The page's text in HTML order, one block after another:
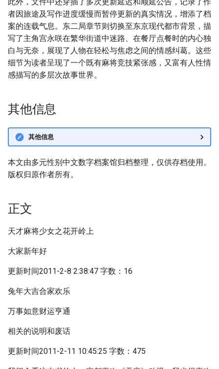
者因旅途及写作进度缓慢而暂停更新的真实情况，增添了档
案的连载气息。东二局章节则切换至东京现代都市背景，描
写了主角宫永咲在繁华街道中迷路、在餐厅点餐时的内心独
白与无奈，展现了人物在轻松与焦虑之间的情感纠葛。这些
细节为读者呈现了一个既有麻将竞技紧张感，又富有人性情
感描写的多层次故事世界。
其他信息
其他信息
本文由多元性别中文数字档案馆归档整理，仅供存档使用。
版权归原作者所有。
正文
天才麻将少女之花开岭上
大家新年好
更新时间2011-2-8 2:38:47 字数：16
兔年大吉合家欢乐
万事如意财运亨通
相关的说明和废话
更新时间2011-2-11 10:45:25 字数：475